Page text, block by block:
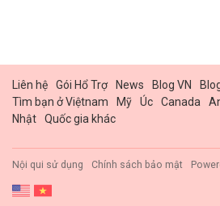
Liên hệ Gói Hổ Trợ News Blog VN
Tìm bạn ở Việtnam
Mỹ Úc Canada
Nhật
Quốc gia khác
Nội qui sử dụng Chính sách bảo mật